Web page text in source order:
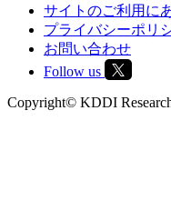
サイトのご利用に
プライバシーポリ
お問い合わせ
Follow us
Copyright© KDDI